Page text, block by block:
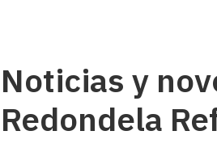
Noticias y
Redondela